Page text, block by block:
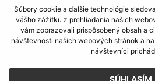
Súbory cookie a ďalšie technológie
vášho zážitku z prehliadania našich
vám zobrazovali prispôsobený obsah a
návštevnosti našich webových stránok a
návštevníci
s.r.o.,technický
Posledná aktualizácia:
Autorské práva|